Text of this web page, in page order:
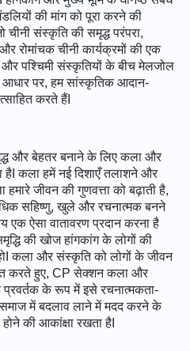
की मांग को पूरा करने की
संस्कृति की समृद्ध परंपरा,
रोमांचक चीनी कार्यक्रमों की एक
पश्चिमी संस्कृतियों के बीच मेलजोल
पर, हम सांस्कृतिक आदान-
करते हैंI
और बेहतर बनाने के लिए कला और
हैI कला हमें नई दिशाएँ तलाशने और
हमारे जीवन की गुणवत्ता को बढ़ाती है,
सहिष्णु, खुले और रचनात्मक बनने
एक ऐसा वातावरण प्रदान करना है
की खोज हांगकांग के लोगों की
होI कला और संस्कृति को लोगों के जीवन
करते हुए, CP सेक्शन कला और
के रूप में इसे रचनात्मकता-
समाज में बदलाव लाने में मदद करने के
की आकांक्षा रखता हैI